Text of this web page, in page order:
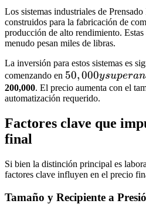
Los sistemas industriales de
construidos para la fabricación de
producción de alto rendimiento. Estas
menudo pesan miles de libras.
La inversión para estos sistemas es
comenzando en 50,000 y
superando
fácilmente
los
50,000ysuperan
200,000. El precio aumenta con el
automatización requerido.
Factores clave que
final
Si bien la distinción principal es
factores clave influyen en el precio
Tamaño y Recipiente a